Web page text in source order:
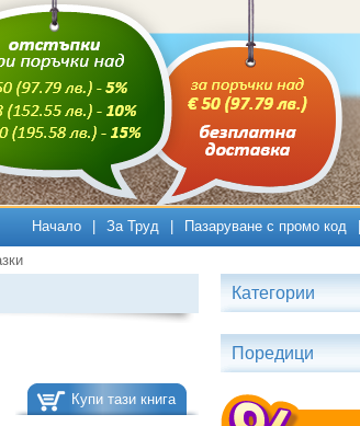
Начало За Труд Пазаруване с промо код
Купи тази книга
Категории
Поредици